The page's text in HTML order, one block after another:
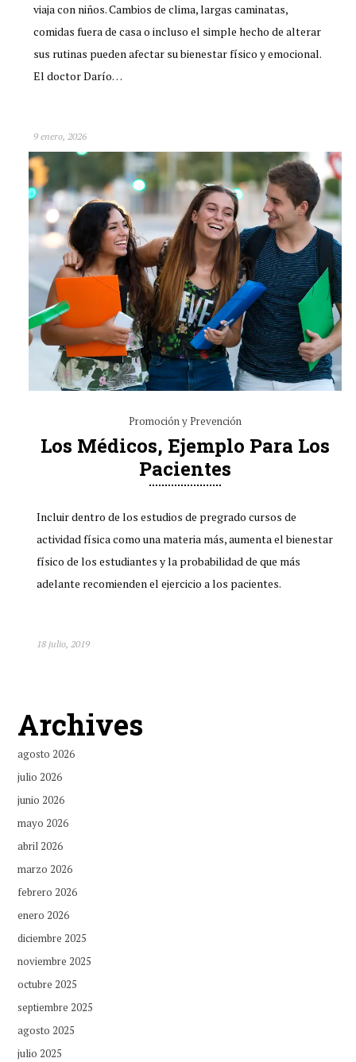
viaja con niños. Cambios de clima, largas caminatas,
comidas fuera de casa o incluso el simple hecho de alterar
sus rutinas pueden afectar su bienestar físico y emocional.
El doctor Darío…
9 enero, 2026
Promoción y Prevención
Los Médicos, Ejemplo Para Los
Pacientes
Incluir dentro de los estudios de pregrado cursos de
actividad física como una materia más, aumenta el bienestar
físico de los estudiantes y la probabilidad de que más
adelante recomienden el ejercicio a los pacientes.
18 julio, 2019
Archives
agosto 2026
julio 2026
junio 2026
mayo 2026
abril 2026
marzo 2026
febrero 2026
enero 2026
diciembre 2025
noviembre 2025
octubre 2025
septiembre 2025
agosto 2025
julio 2025